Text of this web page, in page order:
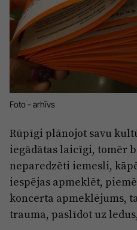
Olaine
Ropaži
Salaspils
Saulkrasti
Sigulda
Jūrmala
Foto - arhīvs
Rūpīgi plānojot savu
iegādātas laicīgi, tomēr
neparedzēti iemesli,
iespējas apmeklēt,
koncerta apmeklējums,
trauma, paslīdot uz